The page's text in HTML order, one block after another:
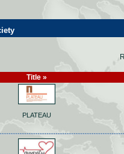
Title »
PLATEAU